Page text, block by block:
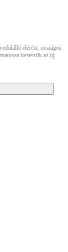
elérést, országos
keressük az új